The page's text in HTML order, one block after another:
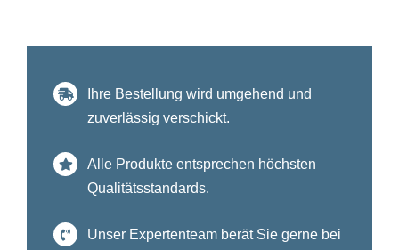
Ihre Bestellung wird umgehend und
zuverlässig verschickt.
Alle Produkte entsprechen höchsten
Qualitätsstandards.
Unser Expertenteam berät Sie gerne bei